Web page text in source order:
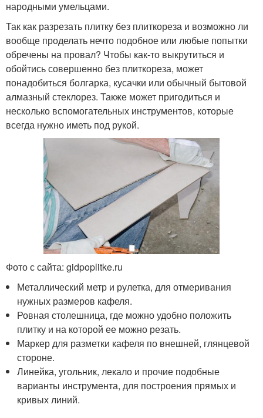
народными умельцами.
Так как разрезать плитку без плиткореза и возможно ли
вообще проделать нечто подобное или любые попытки
обречены на провал? Чтобы как-то выкрутиться и
обойтись совершенно без плиткореза, может
понадобиться болгарка, кусачки или обычный бытовой
алмазный стеклорез. Также может пригодиться и
несколько вспомогательных инструментов, которые
всегда нужно иметь под рукой.
Фото с сайта: gidpoplitke.ru
Металлический метр и рулетка, для отмеривания
нужных размеров кафеля.
Ровная столешница, где можно удобно положить
плитку и на которой ее можно резать.
Маркер для разметки кафеля по внешней, глянцевой
стороне.
Линейка, угольник, лекало и прочие подобные
варианты инструмента, для построения прямых и
кривых линий.